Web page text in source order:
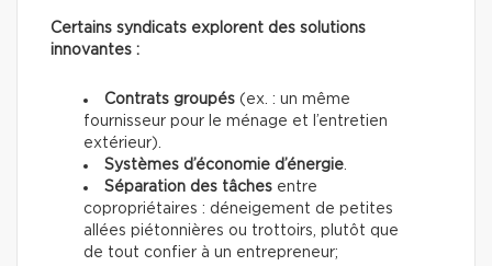
Certains syndicats explorent des solutions
innovantes :
Contrats groupés (ex. : un même
fournisseur pour le ménage et l’entretien
extérieur).
Systèmes d’économie d’énergie.
Séparation des tâches entre
copropriétaires : déneigement de petites
allées piétonnières ou trottoirs, plutôt que
de tout confier à un entrepreneur;